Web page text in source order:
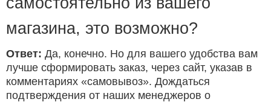
магазина, это возможно?
Ответ: Да, конечно. Но для вашего удобства вам
лучше сформировать заказ, через сайт, указав в
комментариях «самовывоз». Дождаться
подтверждения от наших менеджеров о